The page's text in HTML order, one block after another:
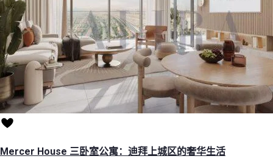
Mercer House 三卧室公寓：迪拜上城区的奢华生活